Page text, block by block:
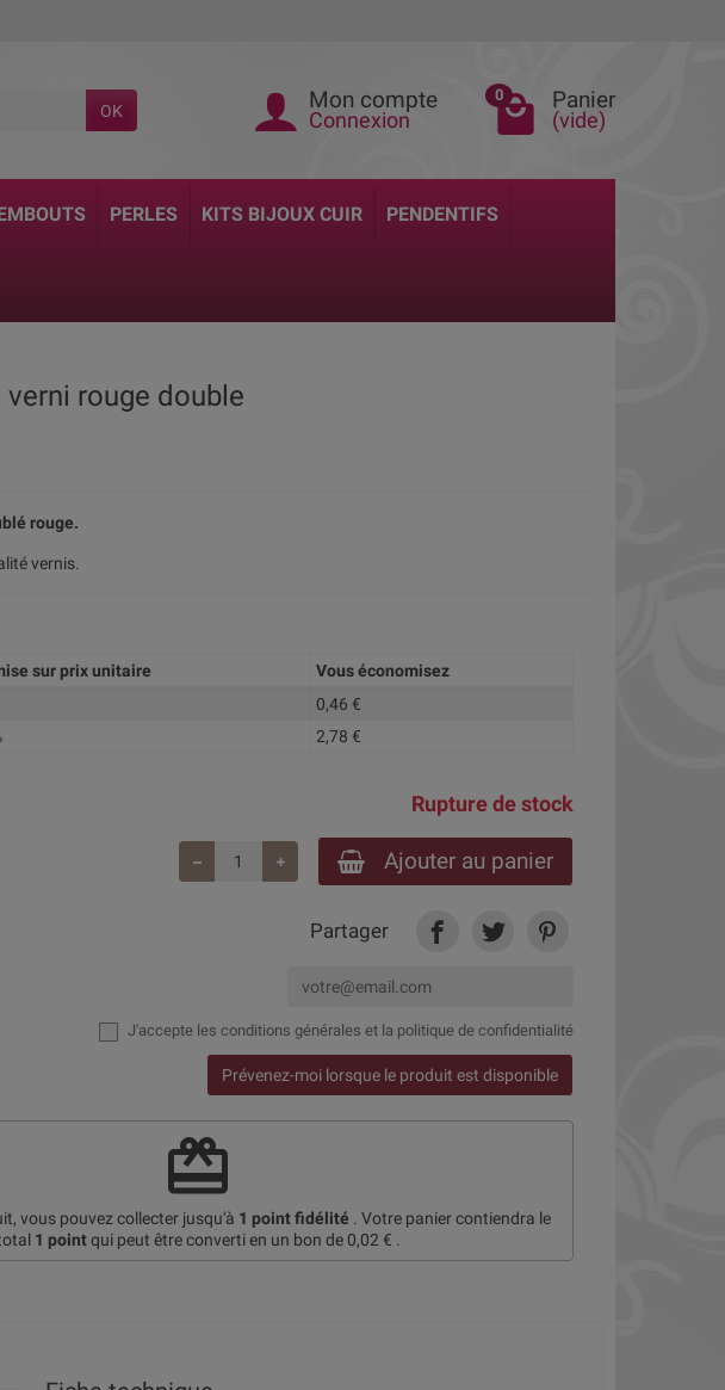
OK Mon compte
Connexion
0 Panier
(vide)
PERLES KITS BIJOUX CUIR PENDENTIFS
rouge double
rouge.
vernis.
sur prix unitaire
Vous économisez
0,46 €
2,78 €
Rupture de stock
Ajouter au panier
Partager
J'accepte les conditions générales et la politique de confidentialité
Prévenez-moi lorsque le produit est disponible
redeem
vous pouvez collecter jusqu'à 1 point fidélité . Votre panier contiendra le
1 pointqui peut être converti en un bon de 0,02 € .